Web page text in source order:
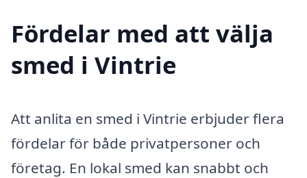
Fördelar med att välja
smed i Vintrie
Att anlita en smed i Vintrie erbjuder flera
fördelar för både privatpersoner och
företag. En lokal smed kan snabbt och